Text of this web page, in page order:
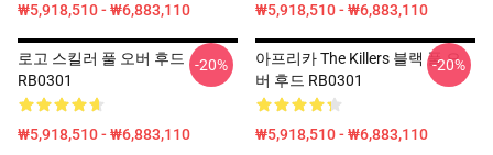
₩5,918,510 - ₩6,883,110 ₩5,918,510 - ₩6,883,110
로고 스킬러 풀 오버 후드
RB0301
₩5,918,510 - ₩6,883,110
-20%
아프리카 The Killers 블랙 풀 오
버 후드 RB0301
₩5,918,510 - ₩6,883,110
-20%